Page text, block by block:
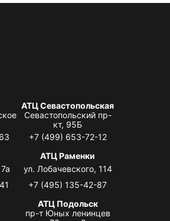
АТЦ Севастопольская
Севастопольский пр-
кт, 95Б
+7 (499) 653-72-12
АТЦ Раменки
ул. Лобачевского, 114
+7 (495) 135-42-87
АТЦ Подольск
пр-т Юных ленинцев